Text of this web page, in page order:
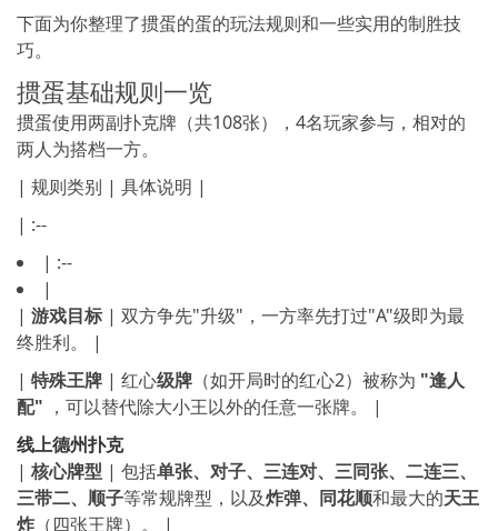
下面为你整理了掼蛋的蛋的玩法规则和一些实用的制胜技
巧。
掼蛋基础规则一览
掼蛋使用两副扑克牌（共108张），4名玩家参与，相对的
两人为搭档一方。
| 规则类别 | 具体说明 |
| :--
| :--
|
| 游戏目标 | 双方争先"升级"，一方率先打过"A"级即为最
终胜利。 |
| 特殊王牌 | 红心级牌 （如开局时的红心2）被称为 "逢人
配" ，可以替代除大小王以外的任意一张牌。 |
线上德州扑克
| 核心牌型 | 包括单张、对子、三连对、三同张、二连三、
三带二、顺子等常规牌型，以及炸弹、同花顺和最大的天王
炸 （四张王牌）。 |